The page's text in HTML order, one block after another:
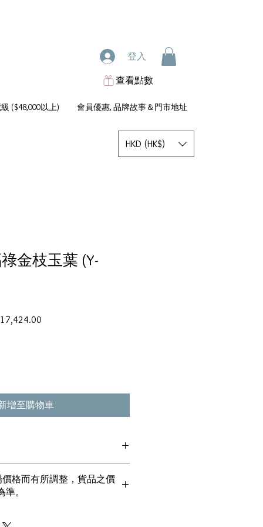
登入
查看點數
($48,000以上) 會員優惠, 品牌故事＆門市地址
HKD (HK$)
金枝玉葉 (Y-
增至購物車
鐲丶擺件皆 奉送 [香港翡翠鑑証
格而有所調整，貨品之價
。